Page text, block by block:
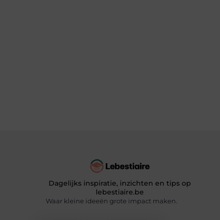
Dagelijks inspiratie, inzichten en tips op
lebestiaire.be
Waar kleine ideeën grote impact maken.